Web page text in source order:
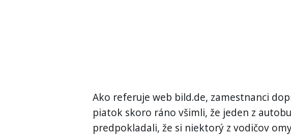
Ako referuje web bild.de, zamestnanci
piatok skoro ráno všimli, že jeden z
predpokladali, že si niektorý z vodičov